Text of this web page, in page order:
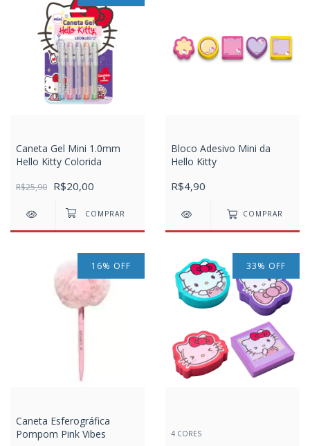
Caneta Gel Mini 1.0mm
Hello Kitty Colorida
R$25,90 R$20,00
Bloco Adesivo Mini da
Hello Kitty
R$4,90
COMPRAR
16% OFF
Caneta Esferográfica
Pompom Pink Vibes
33% OFF
4 CORES